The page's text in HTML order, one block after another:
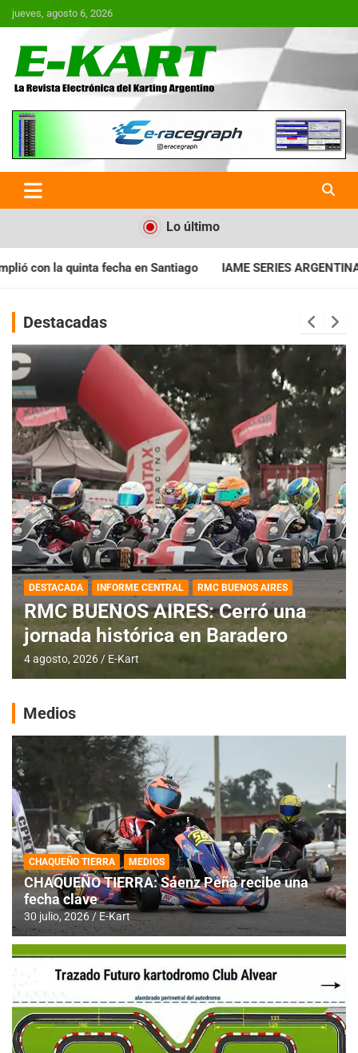
Saltar
al
jueves, agosto 6, 2026
E-Kart.com.ar | La Revista
Electrónica del Karting en
Argentina
Lo último
IAME SERIES ARGENTINA: Horarios para la fecha con
Destacadas
DESTACADA INFORME CENTRAL RMC BUENOS AIRES
RMC BUENOS AIRES: Cerró una
jornada histórica en Baradero
4 agosto, 2026 E-Kart
Medios
CHAQUEÑO TIERRA MEDIOS
CHAQUEÑO TIERRA: Sáenz Peña recibe una
fecha clave
30 julio, 2026 E-Kart